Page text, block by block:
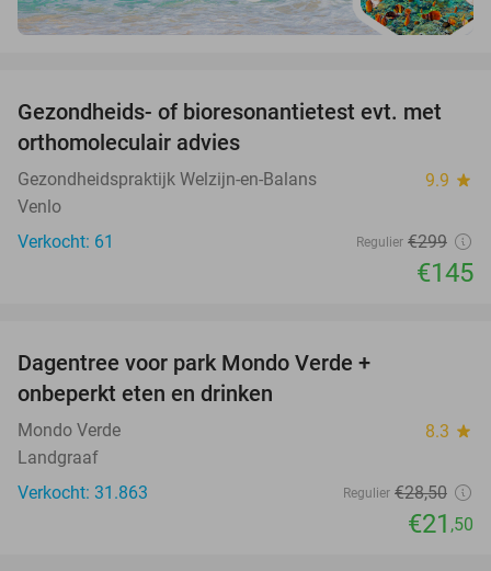
52%
Gezondheids- of bioresonantietest evt. met
orthomoleculair advies
Gezondheidspraktijk Welzijn-en-Balans 9.9 star
Venlo
Verkocht: 61
Regulier €299
€145
Dagentree voor park Mondo Verde +
onbeperkt eten en drinken
Mondo Verde 8.3 star
Landgraaf
Verkocht: 31.863
Regulier €28,50
€21 ,50